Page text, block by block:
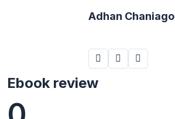
Adhan Chaniago
Ebook review